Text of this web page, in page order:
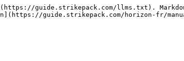
guide.strikepack.com/llms.txt).
guide.strikepack.com/horizon-fr/